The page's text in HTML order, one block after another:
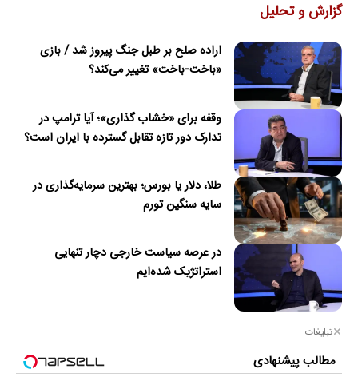
گزارش و تحلیل
اراده صلح بر طبل جنگ پیروز شد / بازی
«باخت-باخت» تغییر می‌کند؟
وقفه برای «خشاب گذاری»؛ آیا ترامپ در
تدارک دور تازه تقابل گسترده با ایران است؟
طلا، دلار یا بورس؛ بهترین سرمایه‌گذاری در
سایه سنگین تورم
در عرصه سیاست خارجی دچار تنهایی
استراتژیک شده‌ایم
تبلیغات
مطالب پیشنهادی